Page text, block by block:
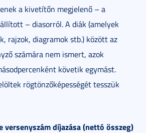
a kivetítőn megjelenő – a
– diasorról. A diák (amelyek
rajzok, diagramok stb.) között az
számára nem ismert, azok
követik egymást.
rögtönzőképességét tesszük
versenyszám díjazása (nettó összeg)